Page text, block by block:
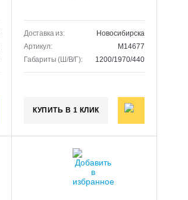
Доставка из:
Новосибирска
Артикул:
M14677
Габариты (Ш/В/Г):
1200/1970/440
КУПИТЬ В 1 КЛИК